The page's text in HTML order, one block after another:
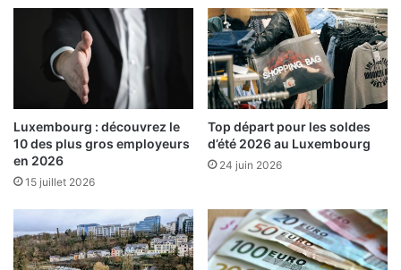
Luxembourg : découvrez le
10 des plus gros employeurs
en 2026
15 juillet 2026
Top départ pour les soldes
d’été 2026 au Luxembourg
24 juin 2026